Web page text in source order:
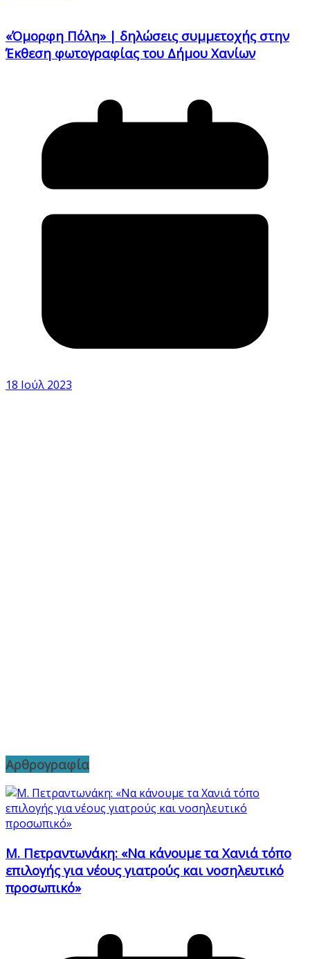
«Όμορφη Πόλη» | δηλώσεις συμμετοχής στην
Έκθεση φωτογραφίας του Δήμου Χανίων
18 Ιούλ 2023
Αρθρογραφία
Μ. Πετραντωνάκη: «Να κάνουμε τα Χανιά τόπο
επιλογής για νέους γιατρούς και νοσηλευτικό
προσωπικό»